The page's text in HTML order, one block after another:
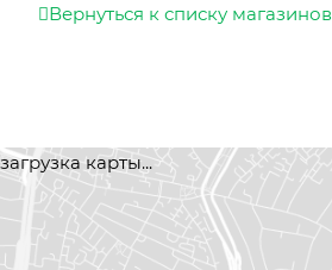
Вернуться к списку магазинов
загрузка карты...